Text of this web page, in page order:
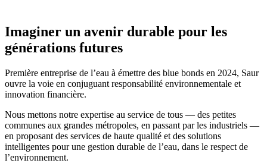
Imaginer un avenir durable pour les
générations futures
Première entreprise de l’eau à émettre des blue bonds en 2024, Saur
ouvre la voie en conjuguant responsabilité environnementale et
innovation financière.
Nous mettons notre expertise au service de tous — des petites
communes aux grandes métropoles, en passant par les industriels —
en proposant des services de haute qualité et des solutions
intelligentes pour une gestion durable de l’eau, dans le respect de
l’environnement.